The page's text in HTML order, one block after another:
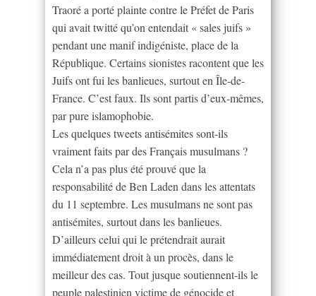
Traoré a porté plainte contre le Préfet de Paris
qui avait twitté qu’on entendait « sales juifs »
pendant une manif indigéniste, place de la
République. Certains sionistes racontent que les
Juifs ont fui les banlieues, surtout en Île-de-
France. C’est faux. Ils sont partis d’eux-mêmes,
par pure islamophobie.
Les quelques tweets antisémites sont-ils
vraiment faits par des Français musulmans ?
Cela n’a pas plus été prouvé que la
responsabilité de Ben Laden dans les attentats
du 11 septembre. Les musulmans ne sont pas
antisémites, surtout dans les banlieues.
D’ailleurs celui qui le prétendrait aurait
immédiatement droit à un procès, dans le
meilleur des cas. Tout jusque soutiennent-ils le
peuple palestinien victime de génocide et